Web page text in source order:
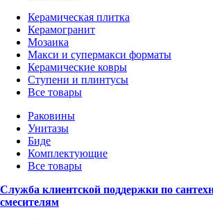
Керамическая плитка
Керамогранит
Мозаика
Макси и супермакси форматы
Керамические ковры
Ступени и плинтусы
Все товары
Раковины
Унитазы
Биде
Комплектующие
Все товары
Служба клиентской поддержки по
смесителям